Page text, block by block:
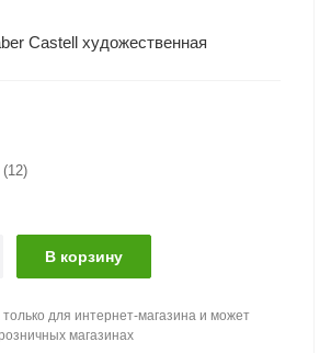
Castell художественная
(12)
В корзину
для интернет-магазина и может
магазинах